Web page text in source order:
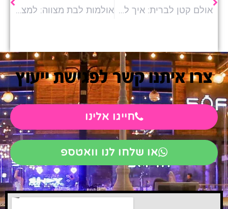
אולם קטן לברית: איך לבחור את המקום המושלם לאירוע אינטימי אולמות לבת מצווה: למצוא את המקום המושלם לחגיגה בלתי נשכחת
צרו איתנו קשר לפגישת ייעוץ
חייגו אלינו
או שלחו לנו וואטספ